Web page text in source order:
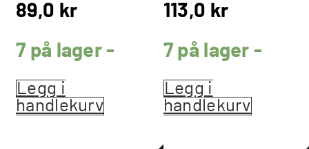
89,0 kr
7 på lager -
Legg i
handlekurv
113,0 kr
7 på lager -
Legg i
handlekurv